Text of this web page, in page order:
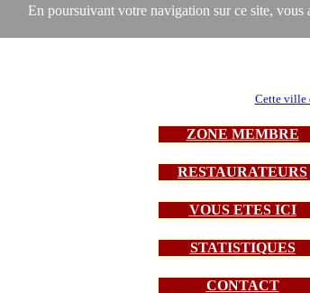
En poursuivant votre navigation sur ce site, vous
Cette ville
ZONE MEMBRE
RESTAURATEURS
VOUS ETES ICI
STATISTIQUES
CONTACT